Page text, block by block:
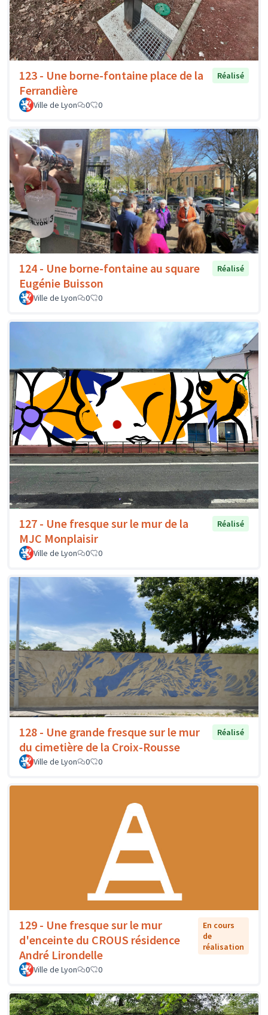
123 - Une borne-fontaine place de la
Ferrandière
Réalisé
Ville de Lyon 0 0
124 - Une borne-fontaine au square
Eugénie Buisson
Réalisé
Ville de Lyon 0 0
127 - Une fresque sur le mur de la
MJC Monplaisir
Réalisé
Ville de Lyon 0 0
128 - Une grande fresque sur le mur
du cimetière de la Croix-Rousse
Réalisé
Ville de Lyon 0 0
129 - Une fresque sur le mur
d'enceinte du CROUS résidence
André Lirondelle
En cours
de
réalisation
Ville de Lyon 0 0